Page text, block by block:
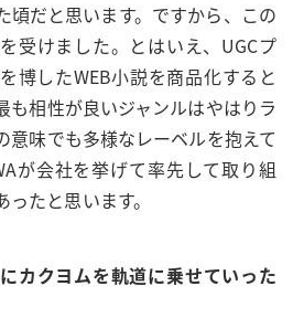
頃だと思います。ですから、この
受けました。とはいえ、UGCプ
博したWEB小説を商品化すると
も相性が良いジャンルはやはりラ
意味でも多様なレーベルを抱えて
が会社を挙げて率先して取り組
たと思います。
カクヨムを軌道に乗せていった